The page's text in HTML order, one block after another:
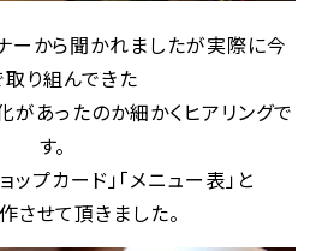
ーから聞かれましたが実際に今
取り組んできた
があったのか細かくヒアリングで
す。
ップカード」「メニュー表」と
させて頂きました。